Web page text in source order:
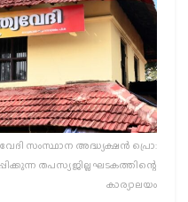
സംസ്ഥാന അദ്ധ്യക്ഷൻ പ്രൊ:
തപസ്യ ജില്ല ഘടകത്തിന്റെ
കാര്യാലയം